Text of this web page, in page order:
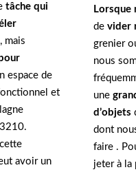
tâche qui
, mais
espace de
et
avoir un
Lorsque
de vider
grenier
nous
une
d’objets
dont
faire .
jeter à la